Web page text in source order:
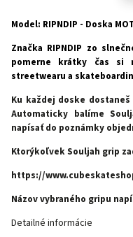
Model: RIPNDIP - Doska
Značka RIPNDIP zo
pomerne krátky čas si
streetwearu a
Ku každej doske dostaneš
Automaticky balíme
napísať do poznámky
Ktorýkoľvek Souljah grip
https://
Názov vybraného gripu
Detailné informácie